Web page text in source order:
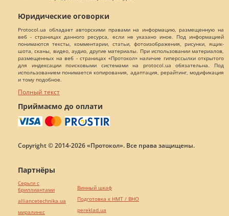
Юридические оговорки
Protocol.ua обладает авторскими правами на информацию, размещенную на
веб - страницах данного ресурса, если не указано иное. Под информацией
понимаются тексты, комментарии, статьи, фотоизображения, рисунки, ящик-
шота, сканы, видео, аудио, другие материалы. При использовании материалов,
размещенных на веб - страницах «Протокол» наличие гиперссылки открытого
для индексации поисковыми системами на protocol.ua обязательна. Под
использованием понимается копирования, адаптация, рерайтинг, модификация
и тому подобное.
Полный текст
Приймаємо до оплати
Copyright © 2014-2026 «Протокол». Все права защищены.
Партнёры
Серьги с
бриллиантами
alliancetechnika.ua
миралинкс
Винный шкаф
Подготовка к НМТ / ВНО
pereklad.ua